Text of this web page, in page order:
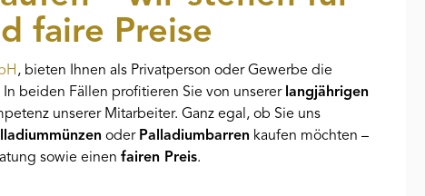
faire Preise
, bieten Ihnen als Privatperson oder Gewerbe die
beiden Fällen profitieren Sie von unserer langjährigen
unserer Mitarbeiter. Ganz egal, ob Sie uns
oder Palladiumbarren kaufen möchten –
sowie einen fairen Preis.